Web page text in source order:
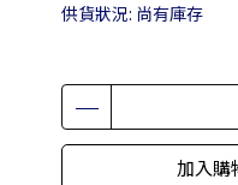
供貨狀況: 尚有庫存
加入購